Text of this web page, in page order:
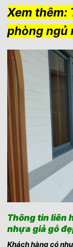
Xem thêm:
phòng ngủ
Thông tin liên
nhựa giả gỗ
Khách hàng có